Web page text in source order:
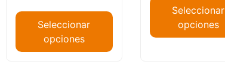
Seleccionar
opciones
Seleccionar
opciones